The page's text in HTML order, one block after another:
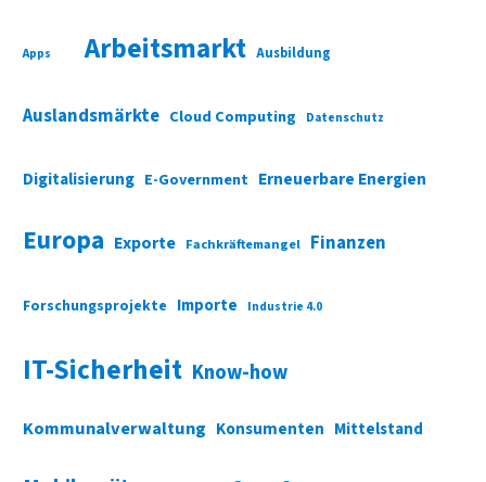
Apps Arbeitsmarkt Ausbildung
Auslandsmärkte Cloud Computing Datenschutz
Digitalisierung E-Government Erneuerbare Energien
Europa Exporte Fachkräftemangel Finanzen
Forschungsprojekte Importe Industrie 4.0
IT-Sicherheit Know-how
Kommunalverwaltung Konsumenten Mittelstand